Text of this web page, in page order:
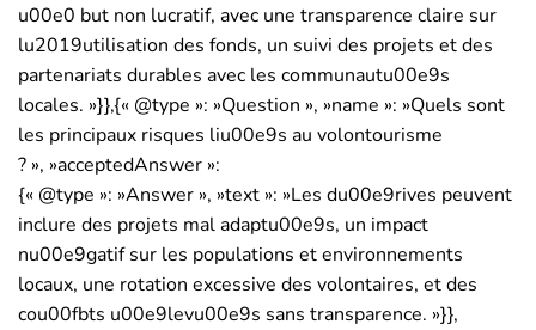
u00e0 but non lucratif, avec une transparence claire sur
lu2019utilisation des fonds, un suivi des projets et des
partenariats durables avec les communautu00e9s
locales. »}},{« @type »: »Question », »name »: »Quels sont
les principaux risques liu00e9s au volontourisme
? », »acceptedAnswer »:
{« @type »: »Answer », »text »: »Les du00e9rives peuvent
inclure des projets mal adaptu00e9s, un impact
nu00e9gatif sur les populations et environnements
locaux, une rotation excessive des volontaires, et des
cou00fbts u00e9levu00e9s sans transparence. »}},